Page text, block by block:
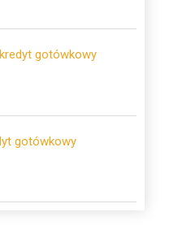
gotówkowy
gotówkowy